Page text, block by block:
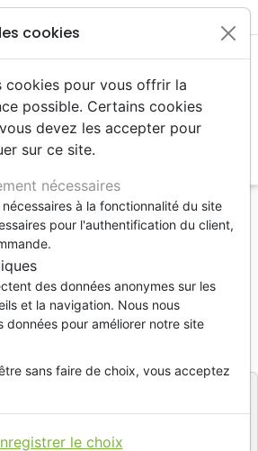
Segond
révisée
EAN9782924825365
cookies
cookies pour vous offrir la
possible. Certains cookies
devez les accepter pour
sur ce site.
nécessaires
à la fonctionnalité du site
pour l'authentification du client,
des données anonymes sur les
et la navigation. Nous nous
données pour améliorer notre site
sans faire de choix, vous acceptez
le choix